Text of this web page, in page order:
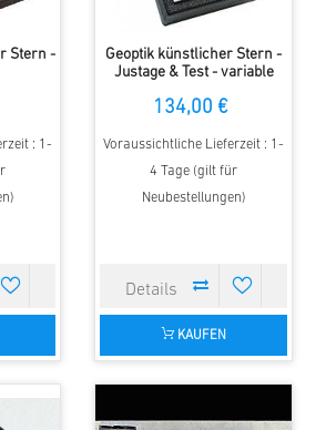
Stern -
: 1-
Geoptik künstlicher Stern -
Justage & Test - variable
134,00 €
Voraussichtliche Lieferzeit : 1-
4 Tage (gilt für
Neubestellungen)
KAUFEN